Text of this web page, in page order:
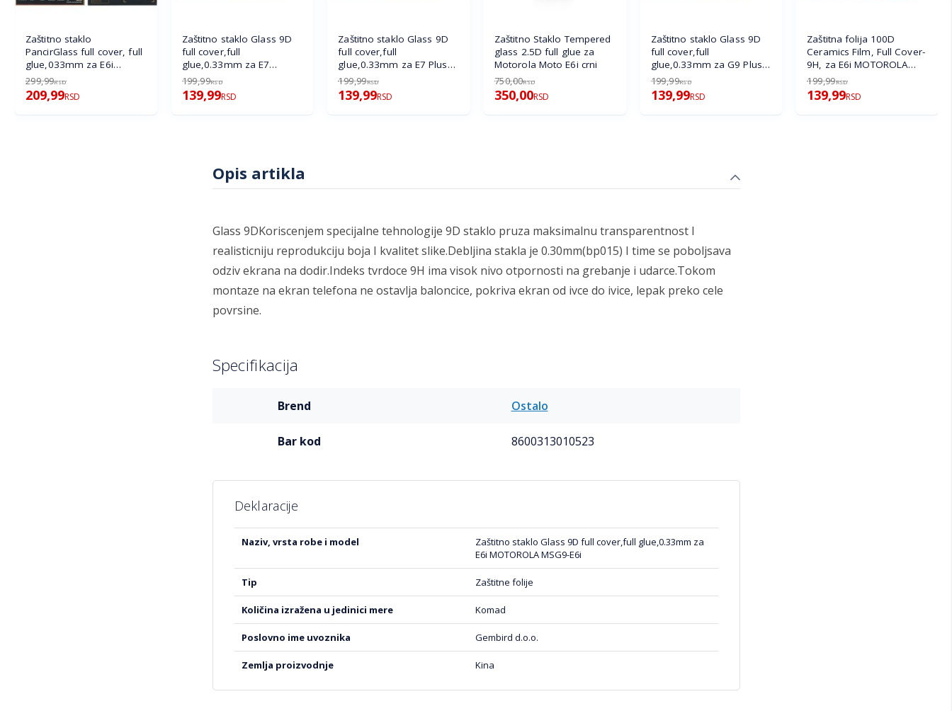
Zaštitno staklo
PancirGlass full cover, full
glue,033mm za E6i
MOTOROLA MSG10-E6i
299,99RSD
209,99RSD
Zaštitno staklo Glass 9D
full cover,full
glue,0.33mm za E7
MOTOROLA MSG9-E7
199,99RSD
139,99RSD
Zaštitno staklo Glass 9D
full cover,full
glue,0.33mm za E7 Plus
MOTOROLA MSG9-E7 Plus
199,99RSD
139,99RSD
Zaštitno Staklo Tempered
glass 2.5D full glue za
Motorola Moto E6i crni
750,00RSD
350,00RSD
Zaštitno staklo Glass 9D
full cover,full
glue,0.33mm za G9 Plus
MOTOROLA MSG9-G9 Plus
199,99RSD
139,99RSD
Zaštitna folija 100D
Ceramics Film, Full Cover-
9H, za E6i MOTOROLA
MSF-E6i
199,99RSD
139,99RSD
Opis artikla
Glass 9DKoriscenjem specijalne tehnologije 9D staklo pruza maksimalnu transparentnost I
realisticniju reprodukciju boja I kvalitet slike.Debljina stakla je 0.30mm(bp015) I time se poboljsava
odziv ekrana na dodir.Indeks tvrdoce 9H ima visok nivo otpornosti na grebanje i udarce.Tokom
montaze na ekran telefona ne ostavlja baloncice, pokriva ekran od ivce do ivice, lepak preko cele
povrsine.
Specifikacija
brend Ostalo
bar kod 8600313010523
Deklaracije
informacija
naziv, vrsta robe i model
Zaštitno staklo Glass 9D full cover,full glue,0.33mm za
E6i MOTOROLA MSG9-E6i
tip Zaštitne folije
količina izražena u jedinici mere Komad
poslovno ime uvoznika Gembird d.o.o.
zemlja proizvodnje Kina